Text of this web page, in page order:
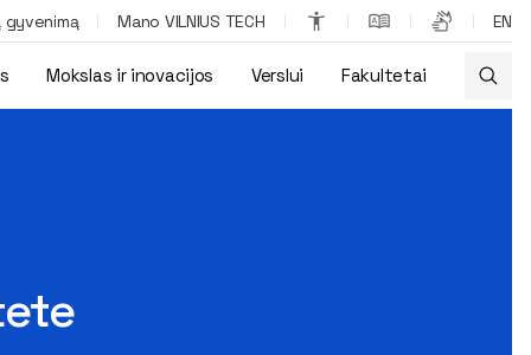
gyvenimą Mano VILNIUS TECH EN
Mokslas ir inovacijos Verslui Fakultetai